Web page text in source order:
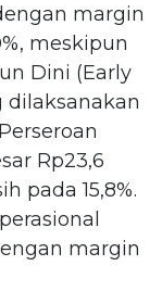
margin
meskipun
Dini (Early
dilaksanakan
Rp23,6
pada 15,8%.
margin